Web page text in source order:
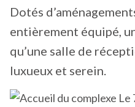
Dotés
entièrement équipé,
qu’une salle de
luxueux et serein.